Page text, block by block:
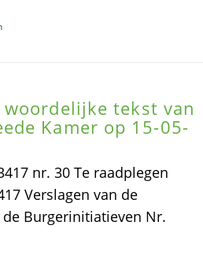
tekst van
Kamer op 15-05-
nr. 30 Te raadplegen
Verslagen van de
Burgerinitiatieven Nr.